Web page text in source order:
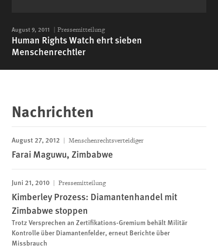
August 9, 2011 Pressemitteilung
Human Rights Watch ehrt sieben
Menschenrechtler
Nachrichten
August 27, 2012 Menschenrechtsverteidiger
Farai Maguwu, Zimbabwe
Juni 21, 2010 Pressemitteilung
Kimberley Prozess: Diamantenhandel mit
Zimbabwe stoppen
Trotz Versprechen an Zertifikations-Gremium behält Militär
Kontrolle über Diamantenfelder, erneut Berichte über
Missbrauch